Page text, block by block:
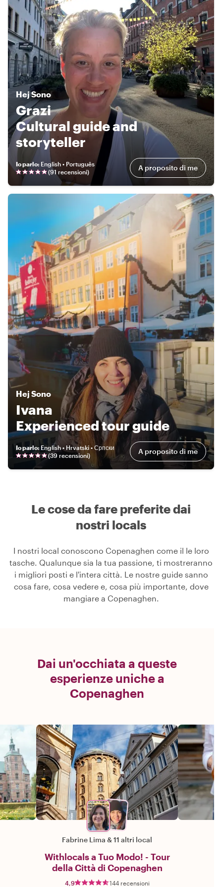
HejSono
Grazi
Cultural guide and
storyteller
Io parlo: English • Português
(91 recensioni) A proposito di me
Hej Sono
Ivana
Experienced tour guide
Io parlo: English • Hrvatski • Српски
(39 recensioni) A proposito di me
Le cose da fare preferite dai
nostri locals
I nostri local conoscono Copenaghen come il le loro
tasche. Qualunque sia la tua passione, ti mostreranno
i migliori posti e l'intera città. Le nostre guide sanno
cosa fare, cosa vedere e, cosa più importante, dove
mangiare a Copenaghen.
Dai un'occhiata a queste
esperienze uniche a
Copenaghen
Fabrine Lima &11 altri local
Withlocals a Tuo Modo! - Tour
della Città di Copenaghen
4,9 144 recensioni